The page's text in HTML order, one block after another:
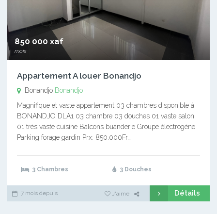
850 000 xaf
mois
Appartement A louer Bonandjo
Bonandjo Bonandjo
Magnifique et vaste appartement 03 chambres disponible à
BONANDJO DLA1 03 chambre 03 douches 01 vaste salon
01 très vaste cuisine Balcons buanderie Groupe électrogène
Parking forage gardin Prx: 850.000Fr…
3 Chambres 3 Douches
7 mois depuis J'aime Détails